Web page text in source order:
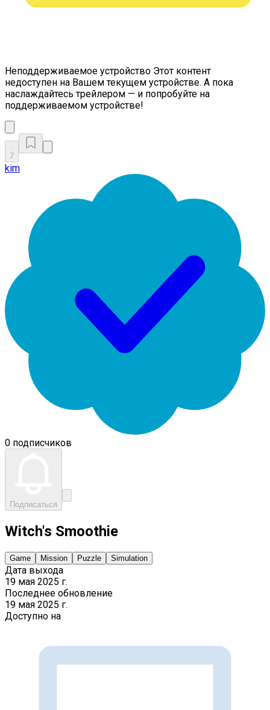
Неподдерживаемое устройство Этот контент
недоступен на Вашем текущем устройстве. А пока
наслаждайтесь трейлером — и попробуйте на
поддерживаемом устройстве!
7
kim
0 подписчиков
Подписаться
Witch's Smoothie
Game Mission Puzzle Simulation
Дата выхода
19 мая 2025 г.
Последнее обновление
19 мая 2025 г.
Доступно на